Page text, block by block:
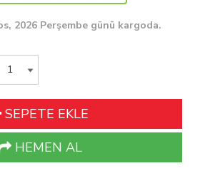
2026 Perşembe günü kargoda.
SEPETE EKLE
HEMEN AL